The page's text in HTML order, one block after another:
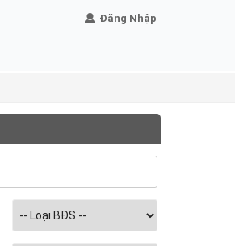
Đăng Nhập